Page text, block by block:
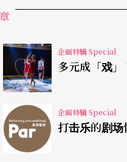
的情感、愤怒与悲伤
体贴，从不反叛，或许
听来轻巧，但要达到完
企画特辑 Special
多元成「戏
企画特辑 Special
打击乐的剧场